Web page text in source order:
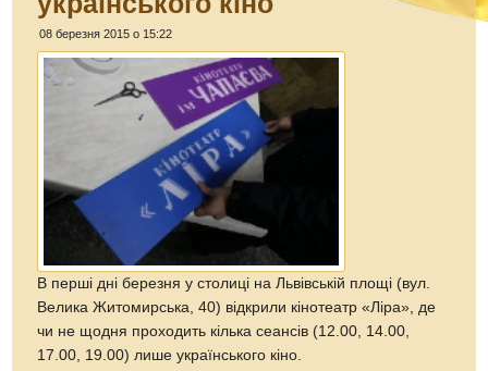
08 березня 2015 о 15:22
В перші дні березня у столиці на Львівській площі (вул.
Велика Житомирська, 40) відкрили кінотеатр «Ліра», де
чи не щодня проходить кілька сеансів (12.00, 14.00,
17.00, 19.00) лише українського кіно.